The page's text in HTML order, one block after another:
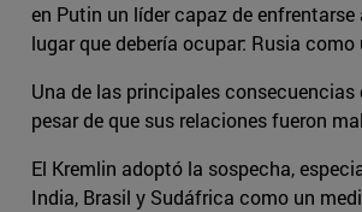
en Putin un líder capaz de
lugar que debería ocupar: Rusia como
Una de las principales
pesar de que sus relaciones fueron
El Kremlin adoptó la sospecha,
India, Brasil y Sudáfrica como un